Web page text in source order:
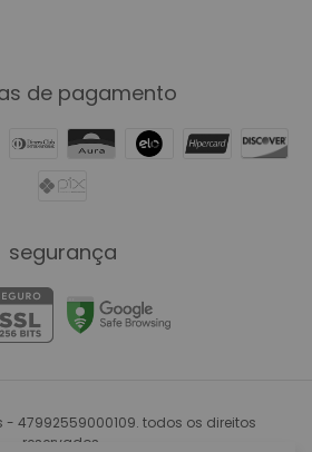
de pagamento
segurança
47992559000109. todos os direitos
reservados.